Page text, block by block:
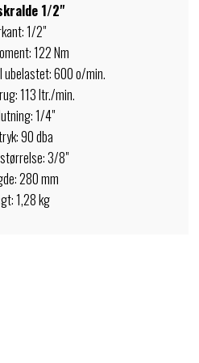
1/2"
1/2"
122 Nm
ubelastet: 600 o/min.
113 ltr./min.
1/4"
90 dba
3/8"
280 mm
1,28 kg